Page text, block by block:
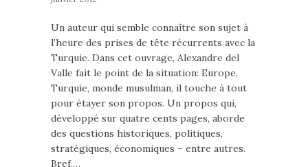
Un auteur qui semble connaître son sujet à
l’heure des prises de tête récurrents avec la
Turquie. Dans cet ouvrage, Alexandre del
Valle fait le point de la situation: Europe,
Turquie, monde musulman, il touche à tout
pour étayer son propos. Un propos qui,
développé sur quatre cents pages, aborde
des questions historiques, politiques,
stratégiques, économiques – entre autres.
Bref,…